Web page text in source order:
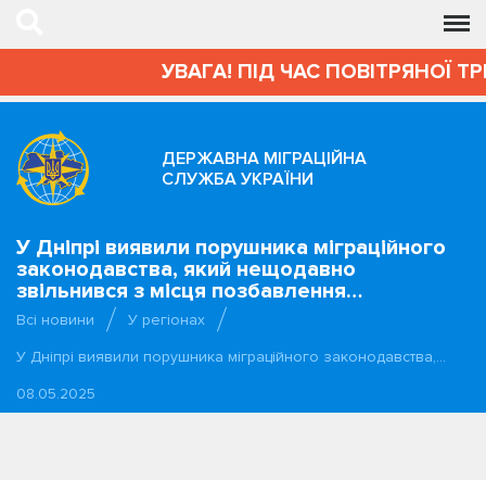
УВАГА! ПІД ЧАС ПОВІТРЯНОЇ
ДЕРЖАВНА МІГРАЦІЙНА
СЛУЖБА УКРАЇНИ
У Дніпрі виявили порушника міграційного
законодавства, який нещодавно
звільнився з місця позбавлення…
Всі новини
У регіонах
У Дніпрі виявили порушника міграційного законодавства,…
08.05.2025